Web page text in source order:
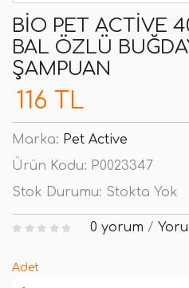
BIO PET ACTIVE
BAL ÖZLÜ
ŞAMPUAN
116 TL
Marka: Pet Active
Ürün Kodu: P0023347
Stok Durumu: Stokta Yok
0 yorum /
Adet